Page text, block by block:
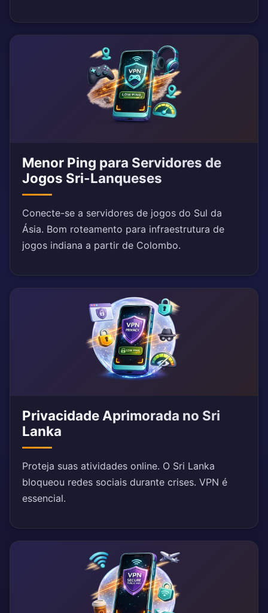
Menor Ping para Servidores de
Jogos Sri-Lanqueses
Conecte-se a servidores de jogos do Sul da
Ásia. Bom roteamento para infraestrutura de
jogos indiana a partir de Colombo.
Privacidade Aprimorada no Sri
Lanka
Proteja suas atividades online. O Sri Lanka
bloqueou redes sociais durante crises. VPN é
essencial.